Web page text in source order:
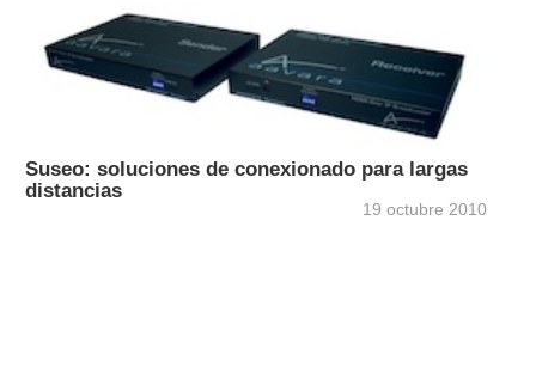
Suseo: soluciones de conexionado para largas
distancias
19 octubre 2010